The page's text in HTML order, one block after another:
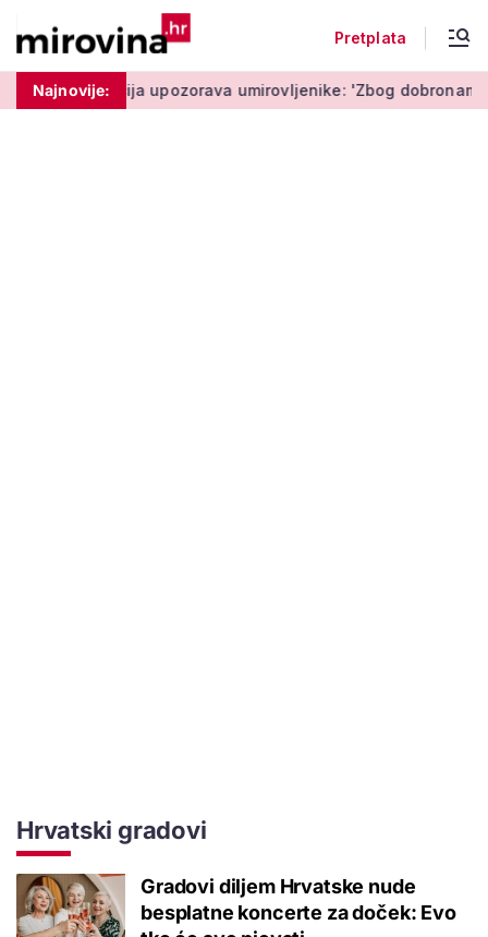
Pretplata
Najnovije:
Policija upozorava umirovljenike: 'Zbog
Hrvatski gradovi
Gradovi diljem Hrvatske nude
besplatne koncerte za doček: Evo